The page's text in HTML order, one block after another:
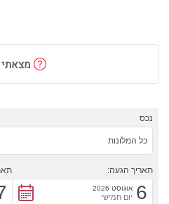
נכס
כל המלונות
תאריך הגעה:
6 אוגוסט 2026
יום חמישי